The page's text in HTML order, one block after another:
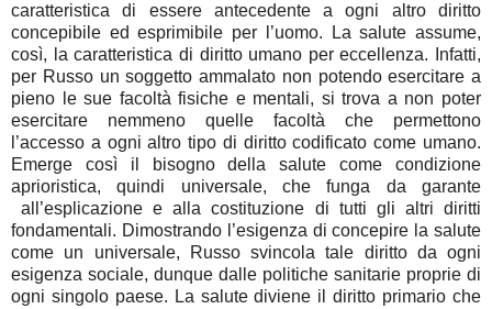
caratteristica di essere antecedente a ogni altro diritto
concepibile ed esprimibile per l’uomo. La salute assume,
così, la caratteristica di diritto umano per eccellenza. Infatti,
per Russo un soggetto ammalato non potendo esercitare a
pieno le sue facoltà fisiche e mentali, si trova a non poter
esercitare nemmeno quelle facoltà che permettono
l’accesso a ogni altro tipo di diritto codificato come umano.
Emerge così il bisogno della salute come condizione
aprioristica, quindi universale, che funga da garante
all’esplicazione e alla costituzione di tutti gli altri diritti
fondamentali. Dimostrando l’esigenza di concepire la salute
come un universale, Russo svincola tale diritto da ogni
esigenza sociale, dunque dalle politiche sanitarie proprie di
ogni singolo paese. La salute diviene il diritto primario che